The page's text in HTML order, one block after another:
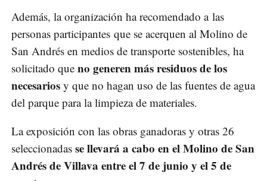
Además, la organización ha recomendado a las
personas participantes que se acerquen al Molino de
San Andrés en medios de transporte sostenibles, ha
solicitado que no generen más residuos de los
necesarios y que no hagan uso de las fuentes de agua
del parque para la limpieza de materiales.
La exposición con las obras ganadoras y otras 26
seleccionadas se llevará a cabo en el Molino de San
Andrés de Villava entre el 7 de junio y el 5 de